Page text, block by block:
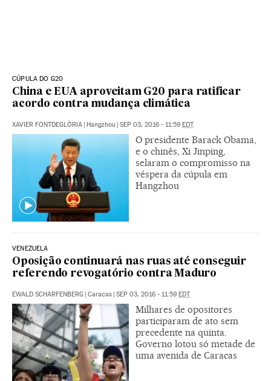
CÚPULA DO G20
China e EUA aproveitam G20 para ratificar
acordo contra mudança climática
XAVIER FONTDEGLÒRIA | Hangzhou | SEP 03, 2016 - 11:59 EDT
O presidente Barack Obama,
e o chinês, Xi Jinping,
selaram o compromisso na
véspera da cúpula em
Hangzhou
VENEZUELA
Oposição continuará nas ruas até conseguir
referendo revogatório contra Maduro
EWALD SCHARFENBERG | Caracas | SEP 03, 2016 - 11:59 EDT
Milhares de opositores
participaram de ato sem
precedente na quinta.
Governo lotou só metade de
uma avenida de Caracas